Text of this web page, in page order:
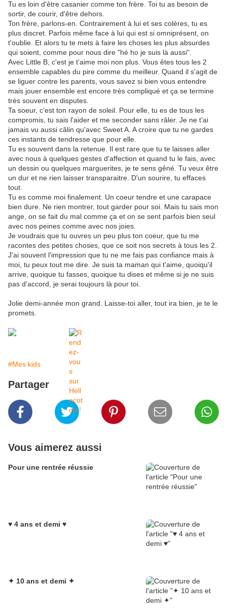
Tu es loin d'être casanier comme ton frère. Toi tu as besoin de
sortir, de courir, d'être dehors.
Ton frère, parlons-en. Contrairement à lui et ses colères, tu es
plus discret. Parfois même face à lui qui est si omniprésent, on
t'oublie. Et alors tu te mets à faire les choses les plus absurdes
qui soient, comme pour nous dire "hé ho je suis là aussi".
Avec Little B, c'est je t'aime moi non plus. Vous êtes tous les 2
ensemble capables du pire comme du meilleur. Quand il s'agit de
se liguer contre les parents, vous savez si bien vous entendre
mais jouer ensemble est encore très compliqué et ça se termine
très souvent en disputes.
Ta soeur, c'est ton rayon de soleil. Pour elle, tu es de tous les
compromis, tu sais l'aider et me seconder sans râler. Je ne t'ai
jamais vu aussi câlin qu'avec Sweet A. A croire que tu ne gardes
ces instants de tendresse que pour elle.
Tu es souvent dans la retenue. Il est rare que tu te laisses aller
avec nous à quelques gestes d'affection et quand tu le fais, avec
un dessin ou quelques marguerites, je te sens gêné. Tu veux être
un dur et ne rien laisser transparaitre. D'un sourire, tu effaces
tout.
Tu es comme moi finalement. Un coeur tendre et une carapace
bien dure. Ne rien montrer, tout garder pour soi. Mais tu sais mon
ange, on se fait du mal comme ça et on se sent parfois bien seul
avec nos peines comme avec nos joies.
Je voudrais que tu ouvres un peu plus ton coeur, que tu me
racontes des petites choses, que ce soit nos secrets à tous les 2.
J'ai souvent l'impression que tu ne me fais pas confiance mais à
moi, tu peux tout me dire. Je suis ta maman qui t'aime, quoiqu'il
arrive, quoique tu fasses, quoique tu dises et même si je ne suis
pas d'accord, je serai toujours là pour toi.
Jolie demi-année mon grand. Laisse-toi aller, tout ira bien, je te le
promets.
#Mes kids
Partager
Vous aimerez aussi
Pour une rentrée réussie
♥ 4 ans et demi ♥
✦ 10 ans et demi ✦